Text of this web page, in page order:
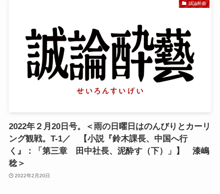
誠論酔藝
2022年２月20日号。＜雨の日曜日はのんびりとカーリ
ング観戦。T-1／ 【小説『鈴木課長、中国へ行
く』：「第三章 田中社長、泥酔す（下）」】 漆嶋
稔＞
2022年2月20日